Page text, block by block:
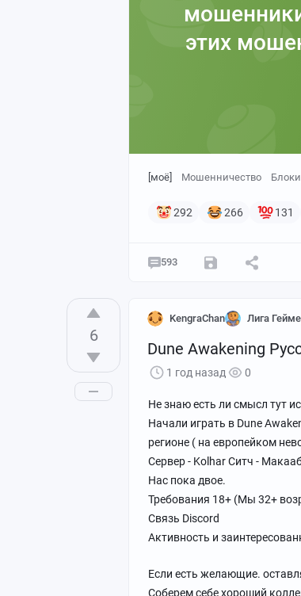
этих
[моё] Мошенничество
292 266 131
593
6
KengraChan Лига
Dune Awakening
1 год назад 0
Не знаю есть ли смысл тут
Начали играть в Dune
регионе ( на европейком
Сервер - Kolhar Ситч -
Нас пока двое.
Требования 18+ (Мы 32+
Связь Discord
Активность и
Если есть желающие.
Соберем себе хороший